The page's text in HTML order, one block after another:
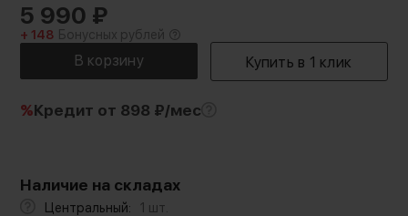
5 990 ₽
+ 148 Бонусных рублей
%Кредит от 898 ₽/мес
Наличие на складах
Центральный: 1 шт.